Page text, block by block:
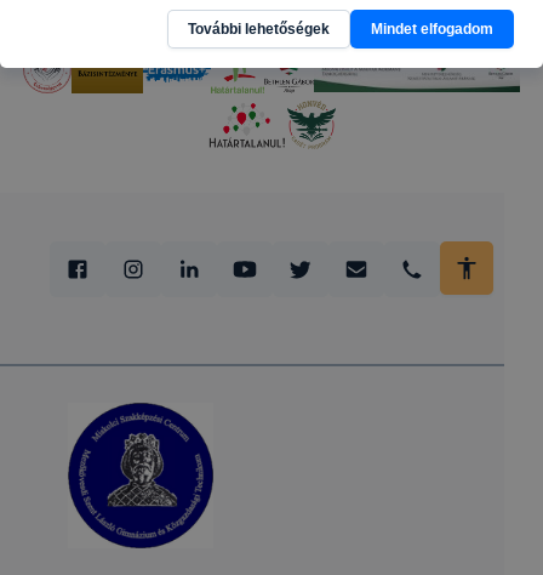
További lehetőségek Mindet elfogadom